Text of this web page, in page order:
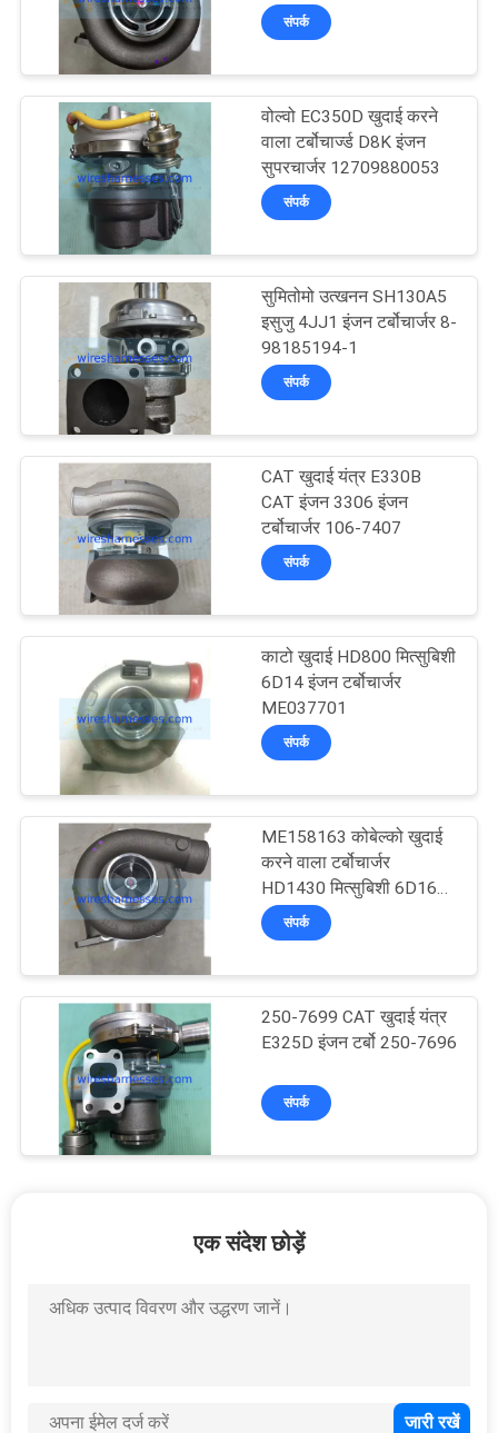
4031293
संपर्क
वोल्वो EC350D खुदाई करने
वाला टर्बोचार्ज्ड D8K इंजन
सुपरचार्जर 12709880053
संपर्क
सुमितोमो उत्खनन SH130A5
इसुजु 4JJ1 इंजन टर्बोचार्जर 8-
98185194-1
संपर्क
CAT खुदाई यंत्र E330B
CAT इंजन 3306 इंजन
टर्बोचार्जर 106-7407
संपर्क
काटो खुदाई HD800 मित्सुबिशी
6D14 इंजन टर्बोचार्जर
ME037701
संपर्क
ME158163 कोबेल्को खुदाई
करने वाला टर्बोचार्जर
HD1430 मित्सुबिशी 6D16
इंजन टर्बो
संपर्क
250-7699 CAT खुदाई यंत्र
E325D इंजन टर्बो 250-7696
संपर्क
एक संदेश छोड़ें